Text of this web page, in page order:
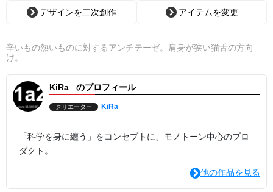
デザインを二次創作 アイテムを変更
辛いもの熱いものに対するアンチテーゼ。肩身が狭い猫舌の方向
け。
KiRa_ のプロフィール
クリエーター KiRa_
「科学を身に纏う」をコンセプトに、モノトーン中心のプロ
ダクト。
他の作品を見る